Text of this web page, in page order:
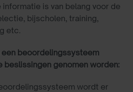
is van belang voor de
bijscholen, training,
etc.
een beoordelingssysteem
beslissingen genomen worden:
wordt er